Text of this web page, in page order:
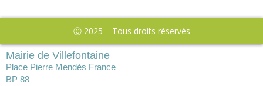
Ⓒ 2025 – Tous droits réservés
Mairie de Villefontaine
Place Pierre Mendès France
BP 88